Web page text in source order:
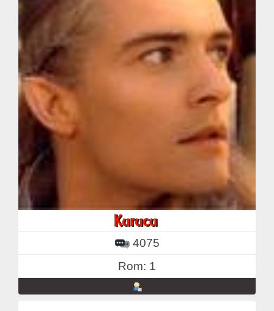
4075
Rom: 1